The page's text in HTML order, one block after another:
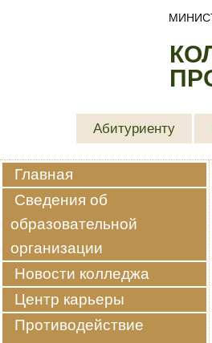
Абитуриенту
Главная
Сведения об
образовательной
организации
Новости колледжа
Центр карьеры
Противодействие